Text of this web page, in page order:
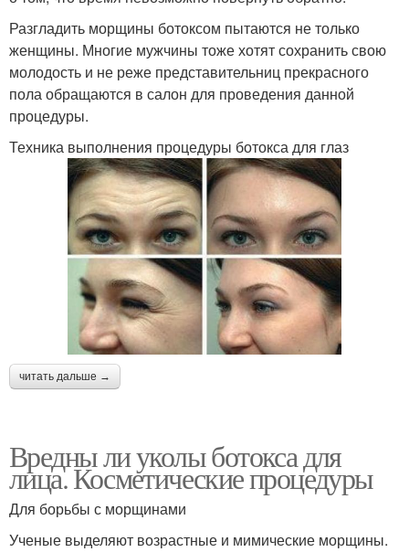
Разгладить морщины ботоксом пытаются не только
женщины. Многие мужчины тоже хотят сохранить свою
молодость и не реже представительниц прекрасного
пола обращаются в салон для проведения данной
процедуры.
Техника выполнения процедуры ботокса для глаз
читать дальше →
Вредны ли уколы ботокса для
лица. Косметические процедуры
Для борьбы с морщинами
Ученые выделяют возрастные и мимические морщины.